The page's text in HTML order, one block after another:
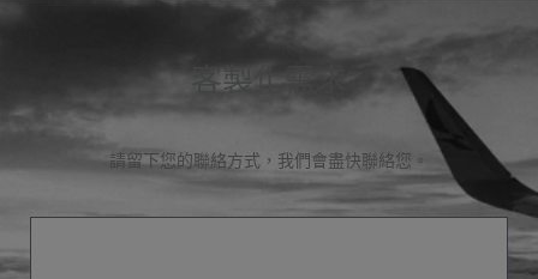
客製化需求
請留下您的聯絡方式，我們會盡快聯絡您。